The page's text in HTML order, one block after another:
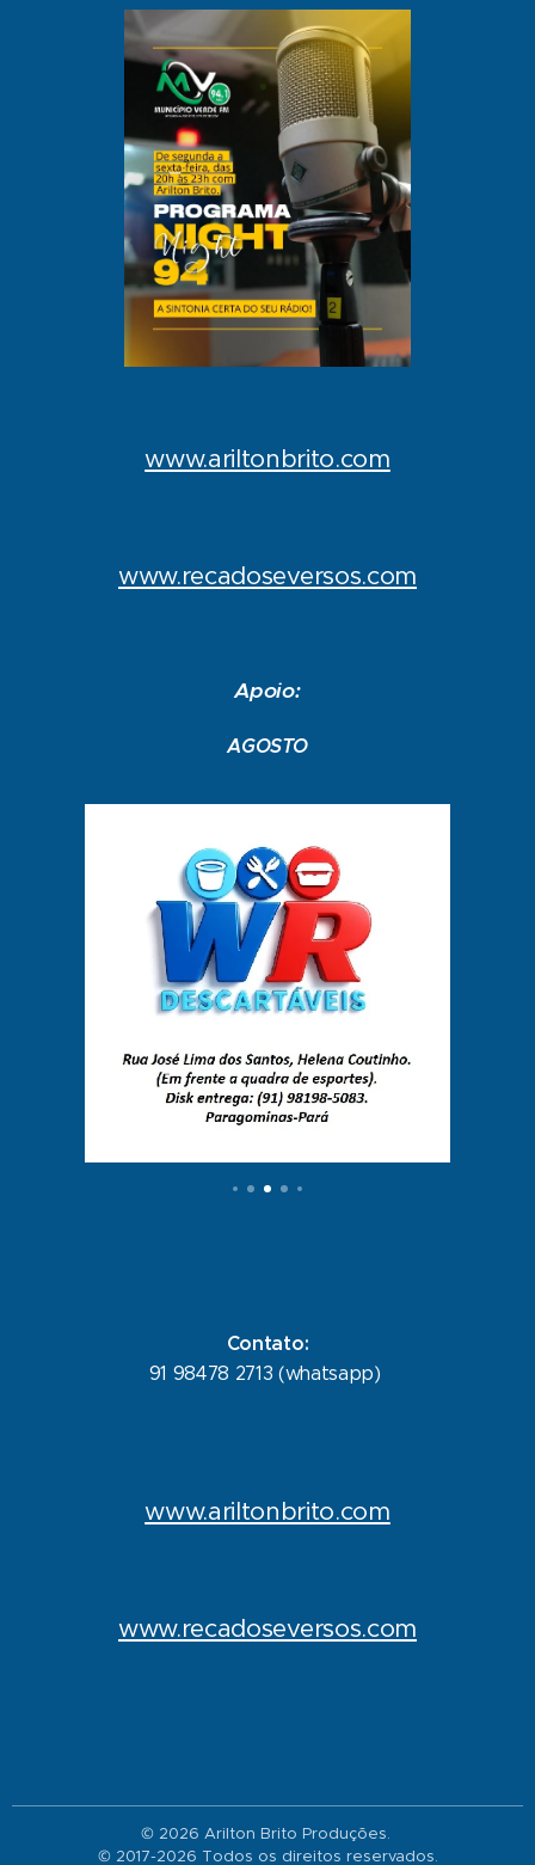
www.ariltonbrito.com
www.recadoseversos.com
Apoio:
AGOSTO
Contato:
91 98478 2713 (whatsapp)
www.ariltonbrito.com
www.recadoseversos.com
© 2026 Arilton Brito Produções.
© 2017-2026 Todos os direitos reservados.